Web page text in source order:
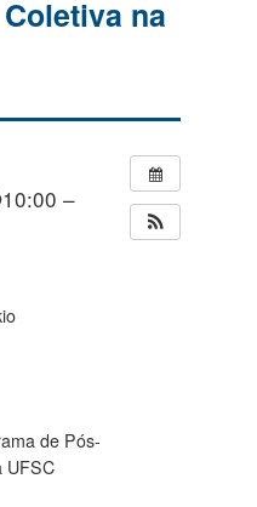
na
–
de Pós-
UFSC